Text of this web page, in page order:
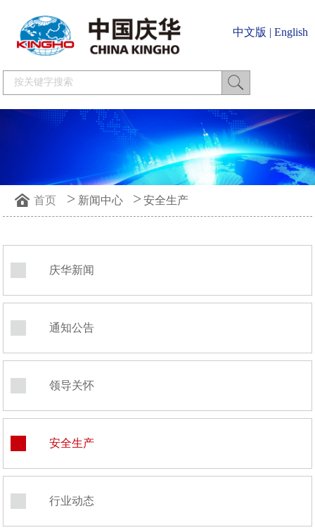
中文版 | English
首页 > 新闻中心 > 安全生产
庆华新闻
通知公告
领导关怀
安全生产
行业动态